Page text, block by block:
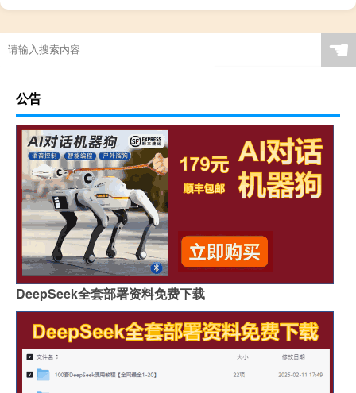
☚
公告
DeepSeek全套部署资料免费下载